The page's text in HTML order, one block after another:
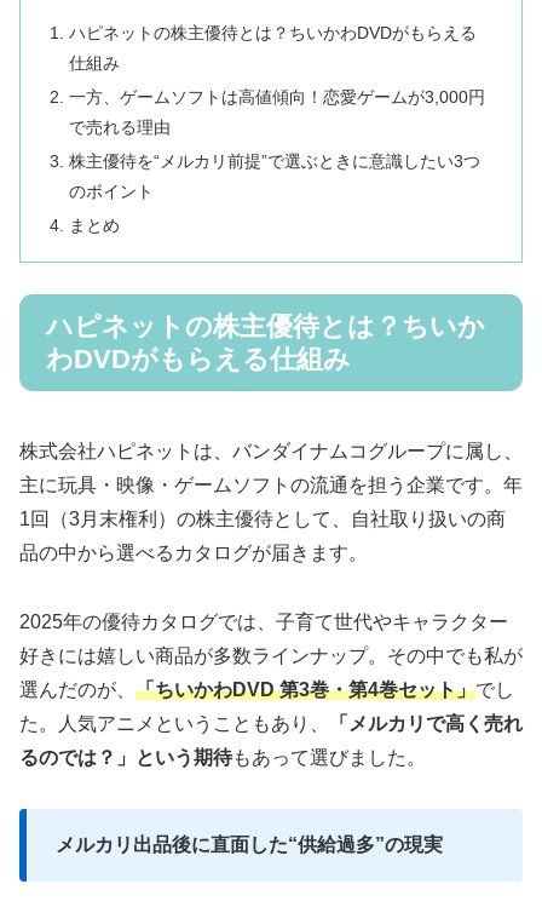
ハピネットの株主優待とは？ちいかわDVDがもらえる
仕組み
一方、ゲームソフトは高値傾向！恋愛ゲームが3,000円
で売れる理由
株主優待を“メルカリ前提”で選ぶときに意識したい3つ
のポイント
まとめ
ハピネットの株主優待とは？ちいか
わDVDがもらえる仕組み
株式会社ハピネットは、バンダイナムコグループに属し、
主に玩具・映像・ゲームソフトの流通を担う企業です。年
1回（3月末権利）の株主優待として、自社取り扱いの商
品の中から選べるカタログが届きます。
2025年の優待カタログでは、子育て世代やキャラクター
好きには嬉しい商品が多数ラインナップ。その中でも私が
選んだのが、 「ちいかわDVD 第3巻・第4巻セット」でし
た。人気アニメということもあり、
「メルカリで高く売れ
るのでは？」という期待もあって選びました。
メルカリ出品後に直面した“供給過多”の現実